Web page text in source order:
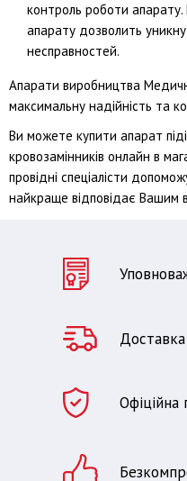
контроль роботи апарату.
апарату дозволить
несправностей.
Апарати виробництва
максимальну надійність та
Ви можете купити апарат
кровозамінників онлайн в
провідні спеціалісти
найкраще відповідає Вашим
Доставка
Офіційна